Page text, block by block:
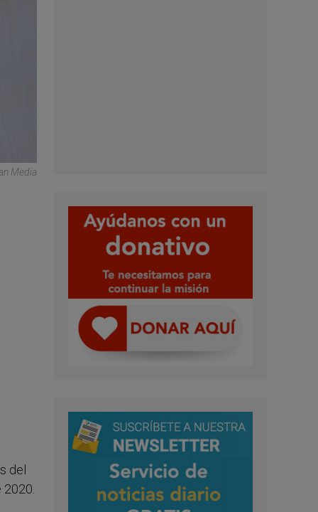
Media
del